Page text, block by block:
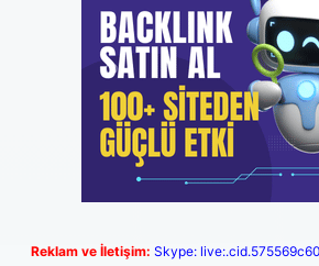
Reklam ve İletişim: Skype: